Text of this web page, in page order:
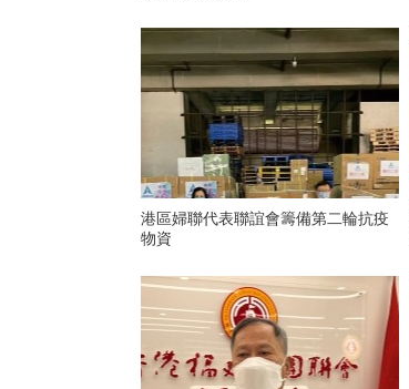
港區婦聯代表聯誼會籌備第二輪抗疫
物資